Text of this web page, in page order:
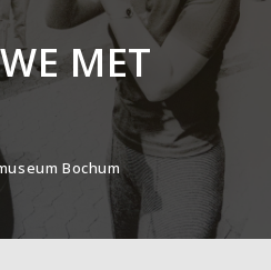
MET
Bochum